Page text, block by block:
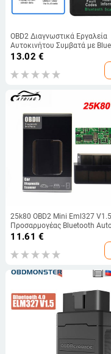
OBD2 Διαγνωστικά Εργαλεία
Αυτοκινήτου Συμβατά με
V5.1 V2.1 Εργαλείο ανάγνωσης
κώδικα Ασύρματο αυτόματο
ανιχνευτή προβλημάτων για
13.02 €
25k80 OBD2 Mini Eml327 V1.5
Προσαρμογέας Bluetooth
Diagnostic Scanner Car για
Android/PC 3χρωμος
αυτοκινήτου Elm327 V1.5
11.61 €